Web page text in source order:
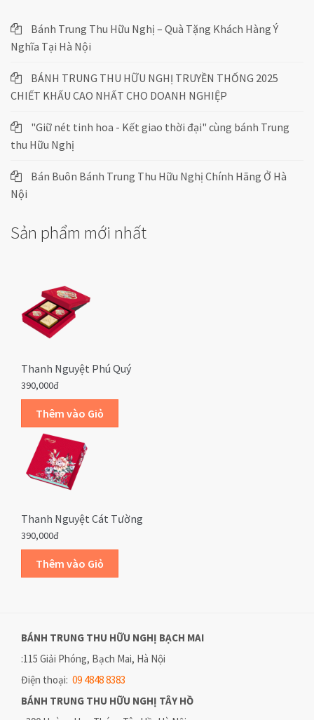
Bánh Trung Thu Hữu Nghị – Quà Tặng Khách Hàng Ý
Nghĩa Tại Hà Nội
BÁNH TRUNG THU HỮU NGHỊ TRUYỀN THỐNG 2025
CHIẾT KHẤU CAO NHẤT CHO DOANH NGHIỆP
"Giữ nét tinh hoa - Kết giao thời đại" cùng bánh Trung
thu Hữu Nghị
Bán Buôn Bánh Trung Thu Hữu Nghị Chính Hãng Ở Hà
Nội
Sản phẩm mới nhất
Thanh Nguyệt Phú Quý
390,000đ
Thanh Nguyệt Cát Tường
390,000đ
BÁNH TRUNG THU HỮU NGHỊ BẠCH MAI
:115 Giải Phóng, Bạch Mai, Hà Nội
Điện thoại: 09 4848 8383
BÁNH TRUNG THU HỮU NGHỊ TÂY HỒ